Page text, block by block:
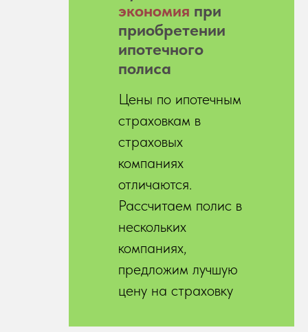
экономия при
приобретении
ипотечного
полиса
Цены по ипотечным
страховкам в
страховых
компаниях
отличаются.
Рассчитаем полис в
нескольких
компаниях,
предложим лучшую
цену на страховку